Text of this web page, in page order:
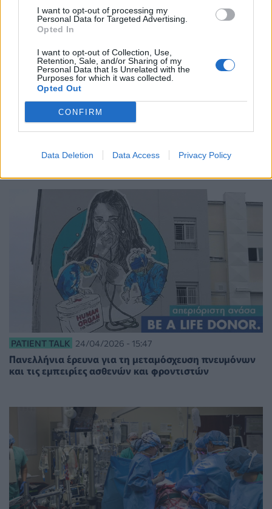
I want to opt-out of processing my
Personal Data for Targeted Advertising.
Opted In
I want to opt-out of Collection, Use,
Retention, Sale, and/or Sharing of my
Personal Data that Is Unrelated with the
Purposes for which it was collected.
Opted Out
CONFIRM
Data Deletion Data Access Privacy Policy
PATIENT TALK 15/05/2026 - 19:03
την πρόσβασή τους σε καινοτόμες θεραπείες»
PATIENT TALK 24/04/2026 - 15:47
Πανελλήνια έρευνα για τη μεταμόσχευση πνευμόνων
και τις εμπειρίες ασθενών και φροντιστών